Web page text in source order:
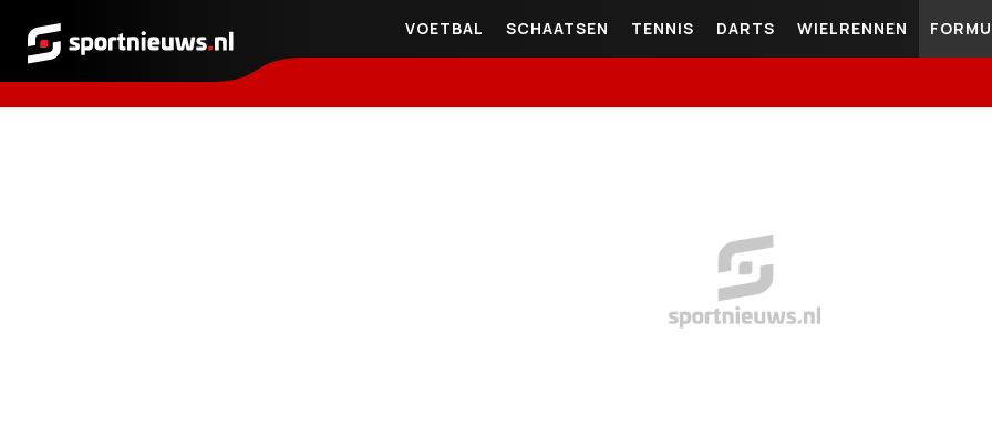
Sportnieuws.nl
VOETBAL SCHAATSEN TENNIS DARTS WIELRENNEN